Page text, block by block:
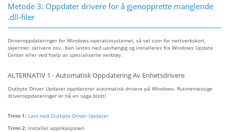
Metode 3: Oppdater drivere for å gjenopprette manglende
.dll-filer
Driveroppdateringer for Windows-operativsystemet, så vel som for nettverkskort,
skjermer, skrivere osv., Kan lastes ned uavhengig og installeres fra Windows Update
Center eller ved hjelp av spesialiserte verktøy.
ALTERNATIV 1 - Automatisk Oppdatering Av Enhetsdrivere
Outbyte Driver Updater oppdaterer automatisk drivere på Windows. Rutinemessige
driveroppdateringer er nå en saga blott!
Trinn 1: Last ned Outbyte Driver Updater
Trinn 2: Installer applikasjonen